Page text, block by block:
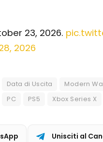
23, 2026.
2026
Data di Uscita Modern
PC PS5 Xbox Series X
Unisciti al